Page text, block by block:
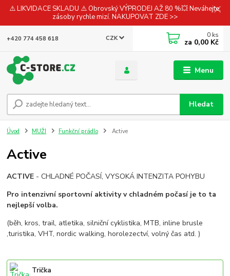
⚠️ LIKVIDACE SKLADU ⚠️ Obrovský VÝPRODEJ AŽ 80 %💥 Neváhejte,
zásoby rychle mizí. NAKUPOVAT ZDE >>
Menu
CZK
Hledat
+420 774 458 618 0 ks
za 0,00 Kč
Úvod MUŽI Funkční prádlo Active
Active
ACTIVE - CHLADNÉ POČASÍ, VYSOKÁ INTENZITA POHYBU
Pro intenzivní sportovní aktivity v chladném počasí je to ta
nejlepší volba.
(běh, kros, trail, atletika, silniční cyklistika, MTB, inline brusle
,turistika, VHT, nordic walking, horolezectví, volný čas atd. )
Trička